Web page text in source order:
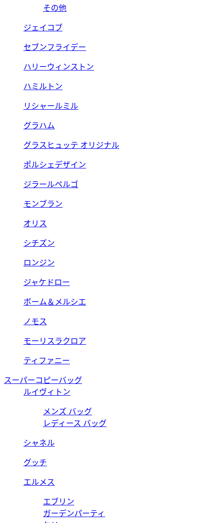
その他
ジェイコブ
セブンフライデー
ハリーウィンストン
ハミルトン
リシャールミル
グラハム
グラスヒュッテ オリジナル
ポルシェデザイン
ジラールペルゴ
モンブラン
オリス
シチズン
ロンジン
ジャケドロー
ボーム＆メルシエ
ノモス
モーリスラクロア
ティファニー
スーパーコピーバッグ
ルイヴィトン
メンズ バッグ
レディース バッグ
シャネル
グッチ
エルメス
エブリン
ガーデンパーティ